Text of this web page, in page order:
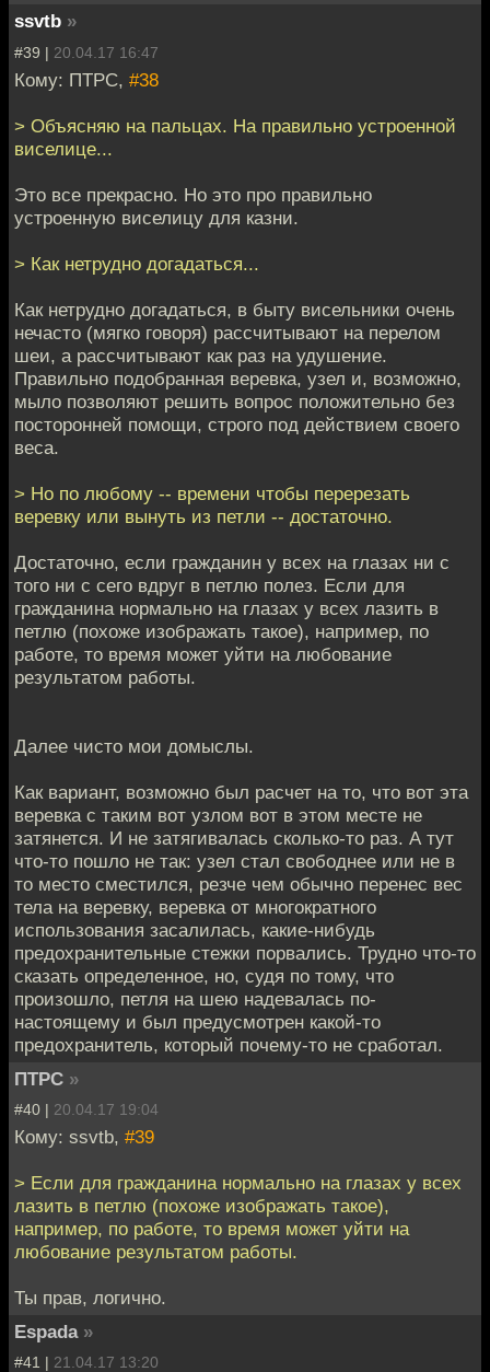
ssvtb »
#39 | 20.04.17 16:47
Кому: ПТРС, #38
> Объясняю на пальцах. На правильно устроенной
виселице...
Это все прекрасно. Но это про правильно
устроенную виселицу для казни.
> Как нетрудно догадаться...
Как нетрудно догадаться, в быту висельники очень
нечасто (мягко говоря) рассчитывают на перелом
шеи, а рассчитывают как раз на удушение.
Правильно подобранная веревка, узел и, возможно,
мыло позволяют решить вопрос положительно без
посторонней помощи, строго под действием своего
веса.
> Но по любому -- времени чтобы перерезать
веревку или вынуть из петли -- достаточно.
Достаточно, если гражданин у всех на глазах ни с
того ни с сего вдруг в петлю полез. Если для
гражданина нормально на глазах у всех лазить в
петлю (похоже изображать такое), например, по
работе, то время может уйти на любование
результатом работы.
Далее чисто мои домыслы.
Как вариант, возможно был расчет на то, что вот эта
веревка с таким вот узлом вот в этом месте не
затянется. И не затягивалась сколько-то раз. А тут
что-то пошло не так: узел стал свободнее или не в
то место сместился, резче чем обычно перенес вес
тела на веревку, веревка от многократного
использования засалилась, какие-нибудь
предохранительные стежки порвались. Трудно что-то
сказать определенное, но, судя по тому, что
произошло, петля на шею надевалась по-
настоящему и был предусмотрен какой-то
предохранитель, который почему-то не сработал.
ПТРС »
#40 | 20.04.17 19:04
Кому: ssvtb, #39
> Если для гражданина нормально на глазах у всех
лазить в петлю (похоже изображать такое),
например, по работе, то время может уйти на
любование результатом работы.
Ты прав, логично.
Espada »
#41 | 21.04.17 13:20